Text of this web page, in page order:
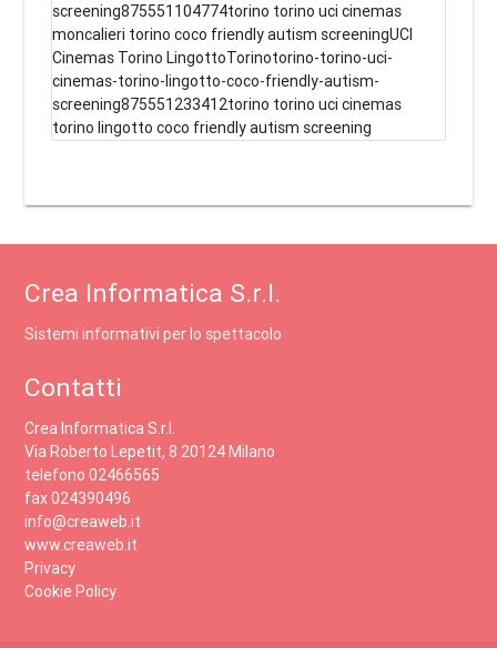
screening875551104774torino torino uci cinemas
moncalieri torino coco friendly autism screeningUCI
Cinemas Torino LingottoTorinotorino-torino-uci-
cinemas-torino-lingotto-coco-friendly-autism-
screening875551233412torino torino uci cinemas
torino lingotto coco friendly autism screening
Crea Informatica S.r.l.
Sistemi informativi per lo spettacolo
Contatti
Crea Informatica S.r.l.
Via Roberto Lepetit, 8 20124 Milano
telefono 02466565
fax 024390496
info@creaweb.it
www.creaweb.it
Privacy
Cookie Policy